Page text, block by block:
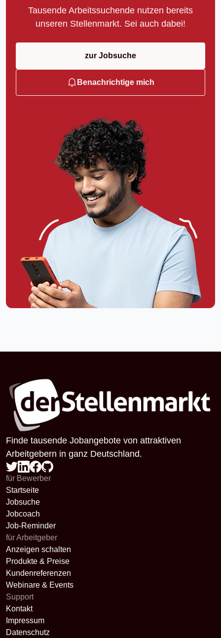
Tausende Arbeitssuchende nutzen bereits
unseren Stellenmarkt. Sei auch dabei!
zur Jobsuche
Benachrichtige mich
Finde tausende Jobangebote von attraktiven
Arbeitgebern in ganz Deutschland.
für Bewerber
Startseite
Jobsuche
Jobcoach
Job-Reminder
für Arbeitgeber
Anzeigen schalten
Produkte & Preise
Kundenreferenzen
Webinare & Events
Support
Kontakt
Impressum
Datenschutz